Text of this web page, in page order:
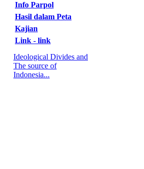
Info Parpol
Hasil dalam Peta
Kajian
Link - link
Ideological Divides and
The source of
Indonesia...